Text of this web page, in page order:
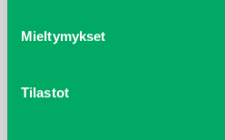
Mieltymykset
Tilastot
lokakuu 2021